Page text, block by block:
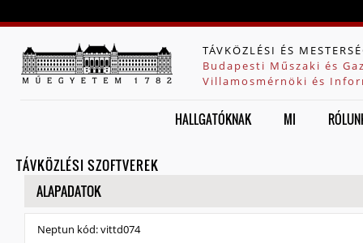
TÁVKÖZLÉSI ÉS
Budapesti Műszaki és
Villamosmérnöki és
HALLGATÓKNAK MI
TÁVKÖZLÉSI SZOFTVEREK
ELREJT
ALAPADATOK
Neptun kód:vittd074